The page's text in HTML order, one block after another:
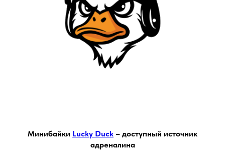
Минибайки Lucky Duck – доступный источник
адреналина